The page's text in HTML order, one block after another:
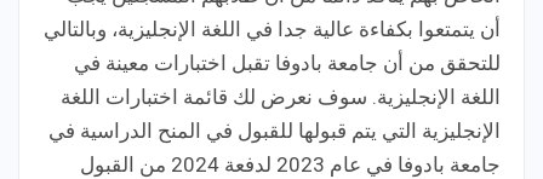
أن يتمتعوا بكفاءة عالية جدا في اللغة الإنجليزية، وبالتالي
للتحقق من أن جامعة بادوفا تقبل اختبارات معينة في
اللغة الإنجليزية. سوف نعرض لك قائمة اختبارات اللغة
الإنجليزية التي يتم قبولها للقبول في المنح الدراسية في
جامعة بادوفا في عام 2023 لدفعة 2024 من القبول